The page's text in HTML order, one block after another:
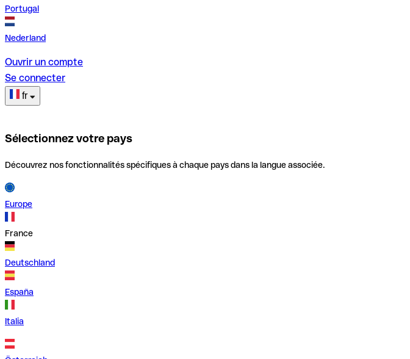
Portugal
Nederland
Ouvrir un compte
Se connecter
fr
Sélectionnez votre pays
Découvrez nos fonctionnalités spécifiques à chaque pays dans la langue associée.
Europe
France
Deutschland
España
Italia